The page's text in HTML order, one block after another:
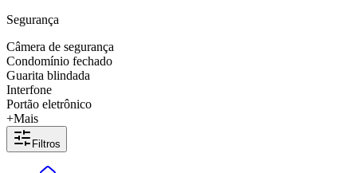
Segurança
Câmera de segurança
Condomínio fechado
Guarita blindada
Interfone
Portão eletrônico
+Mais
Filtros